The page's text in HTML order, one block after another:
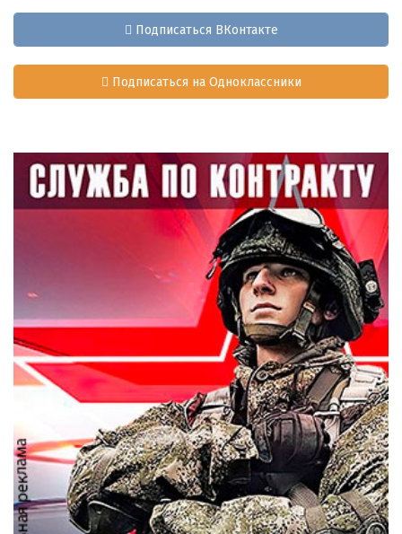
Подписаться ВКонтакте
Подписаться на Одноклассники